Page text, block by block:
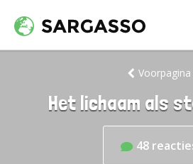
Voorpagina
Het lichaam als
48